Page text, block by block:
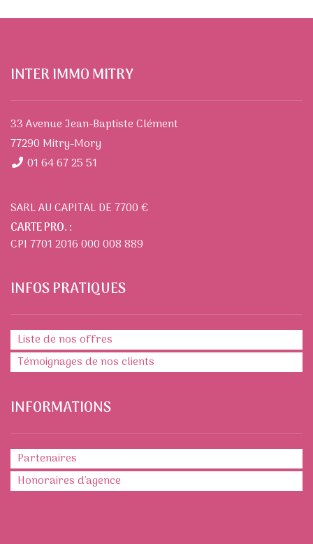
INTER IMMO MITRY
33 Avenue Jean-Baptiste Clément
77290 Mitry-Mory
01 64 67 25 51
SARL AU CAPITAL DE 7700 €
CARTE PRO. :
CPI 7701 2016 000 008 889
INFOS PRATIQUES
Liste de nos offres
Témoignages de nos clients
INFORMATIONS
Partenaires
Honoraires d'agence